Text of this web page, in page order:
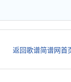
返回歌谱简谱网首